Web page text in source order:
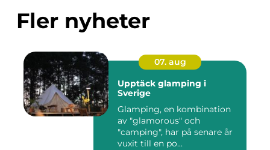
Fler nyheter
07. aug
Upptäck glamping i
Sverige
Glamping, en kombination
av "glamorous" och
"camping", har på senare år
vuxit till en po...